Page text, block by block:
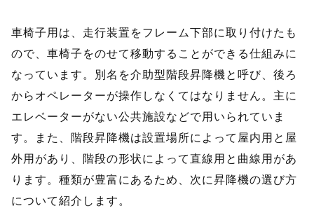
車椅子用は、走行装置をフレーム下部に取り付けたも
ので、車椅子をのせて移動することができる仕組みに
なっています。別名を介助型階段昇降機と呼び、後ろ
からオペレーターが操作しなくてはなりません。主に
エレベーターがない公共施設などで用いられていま
す。また、階段昇降機は設置場所によって屋内用と屋
外用があり、階段の形状によって直線用と曲線用があ
ります。種類が豊富にあるため、次に昇降機の選び方
について紹介します。